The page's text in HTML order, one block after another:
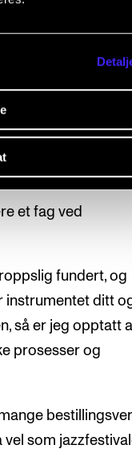
et fag ved
fundert, og
instrumentet ditt
så er jeg opptatt
prosesser og
som